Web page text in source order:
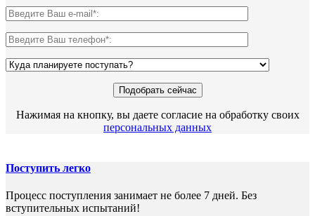
Нажимая на кнопку, вы даете согласие на обработку своих
персональных данных
Поступить легко
Процесс поступления занимает не более 7 дней. Без
вступительных испытаний!